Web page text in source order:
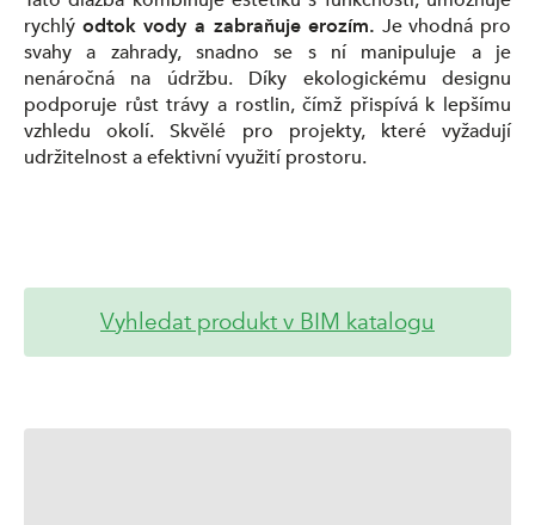
rychlý odtok vody a zabraňuje erozím. Je vhodná pro
svahy a zahrady, snadno se s ní manipuluje a je
nenáročná na údržbu. Díky ekologickému designu
podporuje růst trávy a rostlin, čímž přispívá k lepšímu
vzhledu okolí. Skvělé pro projekty, které vyžadují
udržitelnost a efektivní využití prostoru.
Vyhledat produkt v BIM katalogu